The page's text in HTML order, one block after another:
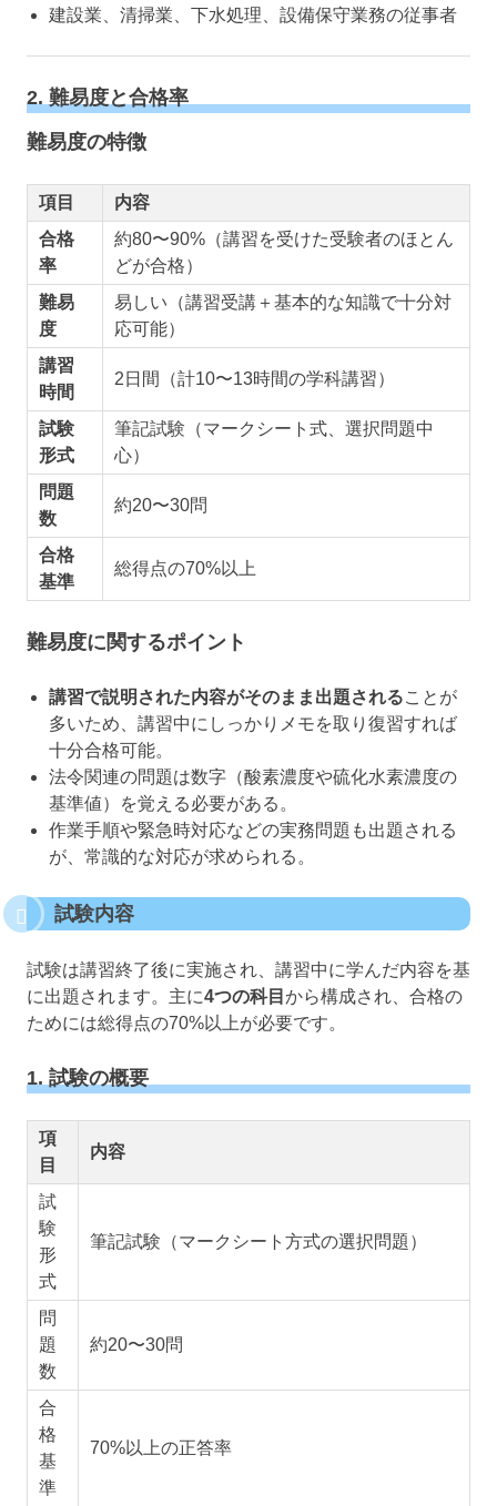
建設業、清掃業、下水処理、設備保守業務の従事者
2. 難易度と合格率
難易度の特徴
項目
内容
合格
率
約80〜90%（講習を受けた受験者のほとん
どが合格）
難易
度
易しい（講習受講＋基本的な知識で十分対
応可能）
講習
時間
2日間（計10〜13時間の学科講習）
試験
形式
筆記試験（マークシート式、選択問題中
心）
問題
数
約20〜30問
合格
基準
総得点の70%以上
難易度に関するポイント
講習で説明された内容がそのまま出題されることが
多いため、講習中にしっかりメモを取り復習すれば
十分合格可能。
法令関連の問題は数字（酸素濃度や硫化水素濃度の
基準値）を覚える必要がある。
作業手順や緊急時対応などの実務問題も出題される
が、常識的な対応が求められる。
試験内容
試験は講習終了後に実施され、講習中に学んだ内容を基
に出題されます。主に4つの科目 から構成され、合格の
ためには総得点の70%以上が必要です。
1. 試験の概要
項
目
内容
試
験
形
式
筆記試験（マークシート方式の選択問題）
問
題
数
約20〜30問
合
格
基
準
70%以上の正答率